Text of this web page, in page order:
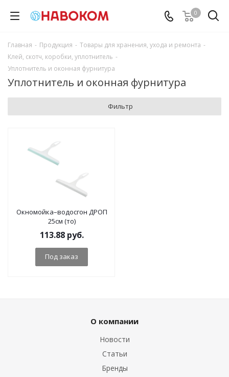
0
Главная - Продукция - Товары для хранения, ухода и ремонта -
Клей, скотч, коробки, уплотнитель -
Уплотнитель и оконная фурнитура
Уплотнитель и оконная фурнитура
Фильтр
Окномойка–водосгон ДРОП
25см (то)
113.88руб.
Под заказ
О компании
Новости
Статьи
Бренды